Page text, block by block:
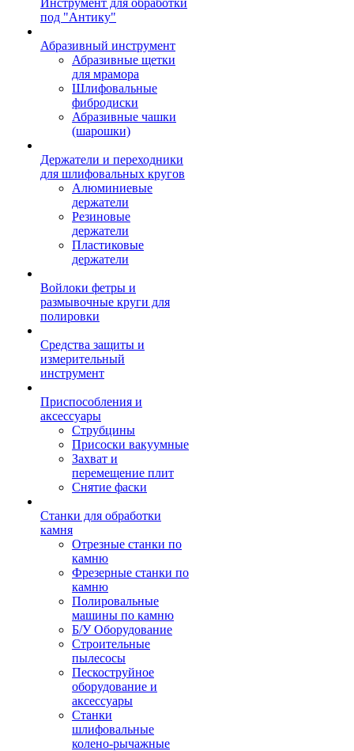
Инструмент для обработки
под "Антику"
Абразивный инструмент
Абразивные щетки
для мрамора
Шлифовальные
фибродиски
Абразивные чашки
(шарошки)
Держатели и переходники
для шлифовальных кругов
Алюминиевые
держатели
Резиновые
держатели
Пластиковые
держатели
Войлоки фетры и
размывочные круги для
полировки
Средства защиты и
измерительный
инструмент
Приспособления и
аксессуары
Струбцины
Присоски вакуумные
Захват и
перемещение плит
Снятие фаски
Станки для обработки
камня
Отрезные станки по
камню
Фрезерные станки по
камню
Полировальные
машины по камню
Б/У Оборудование
Строительные
пылесосы
Пескоструйное
оборудование и
аксессуары
Станки
шлифовальные
колено-рычажные